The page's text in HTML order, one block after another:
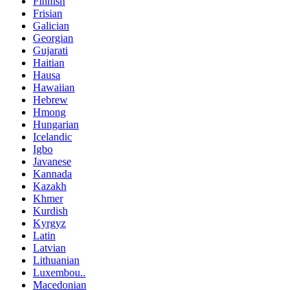
Frisian
Galician
Georgian
Gujarati
Haitian
Hausa
Hawaiian
Hebrew
Hmong
Hungarian
Icelandic
Igbo
Javanese
Kannada
Kazakh
Khmer
Kurdish
Kyrgyz
Latin
Latvian
Lithuanian
Luxembou..
Macedonian